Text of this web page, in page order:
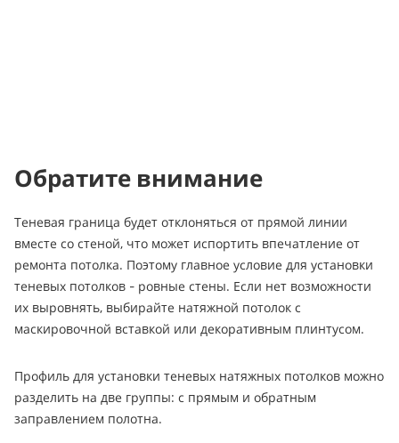
Обратите внимание
Теневая граница будет отклоняться от прямой линии
вместе со стеной, что может испортить впечатление от
ремонта потолка. Поэтому главное условие для установки
теневых потолков - ровные стены. Если нет возможности
их выровнять, выбирайте натяжной потолок с
маскировочной вставкой или декоративным плинтусом.
Профиль для установки теневых натяжных потолков можно
разделить на две группы: с прямым и обратным
заправлением полотна.